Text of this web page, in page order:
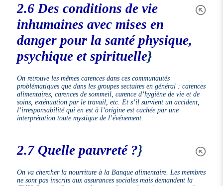
2.6 Des conditions de vie
inhumaines avec mises en
danger pour la santé physique,
psychique et spirituelle}
On retrouve les mêmes carences dans ces communautés
problématiques que dans les groupes sectaires en général : carences
alimentaires, carences de sommeil, carence d’hygiène de vie et de
soins, exténuation par le travail, etc. Et s’il survient un accident,
l’irresponsabilité qui en est à l’origine est cachée par une
interprétation toute mystique de l’événement.
2.7 Quelle pauvreté ?}
On va chercher la nourriture à la Banque alimentaire. Les membres
ne sont pas inscrits aux assurances sociales mais demandent la